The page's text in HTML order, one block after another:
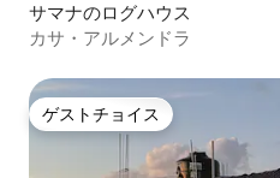
サマナのログハウス
カサ・アルメンドラ
ゲストチョイス
ゲストチョイス